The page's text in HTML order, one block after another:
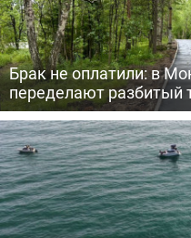
Брак не оплатили: в
переделают разбитый